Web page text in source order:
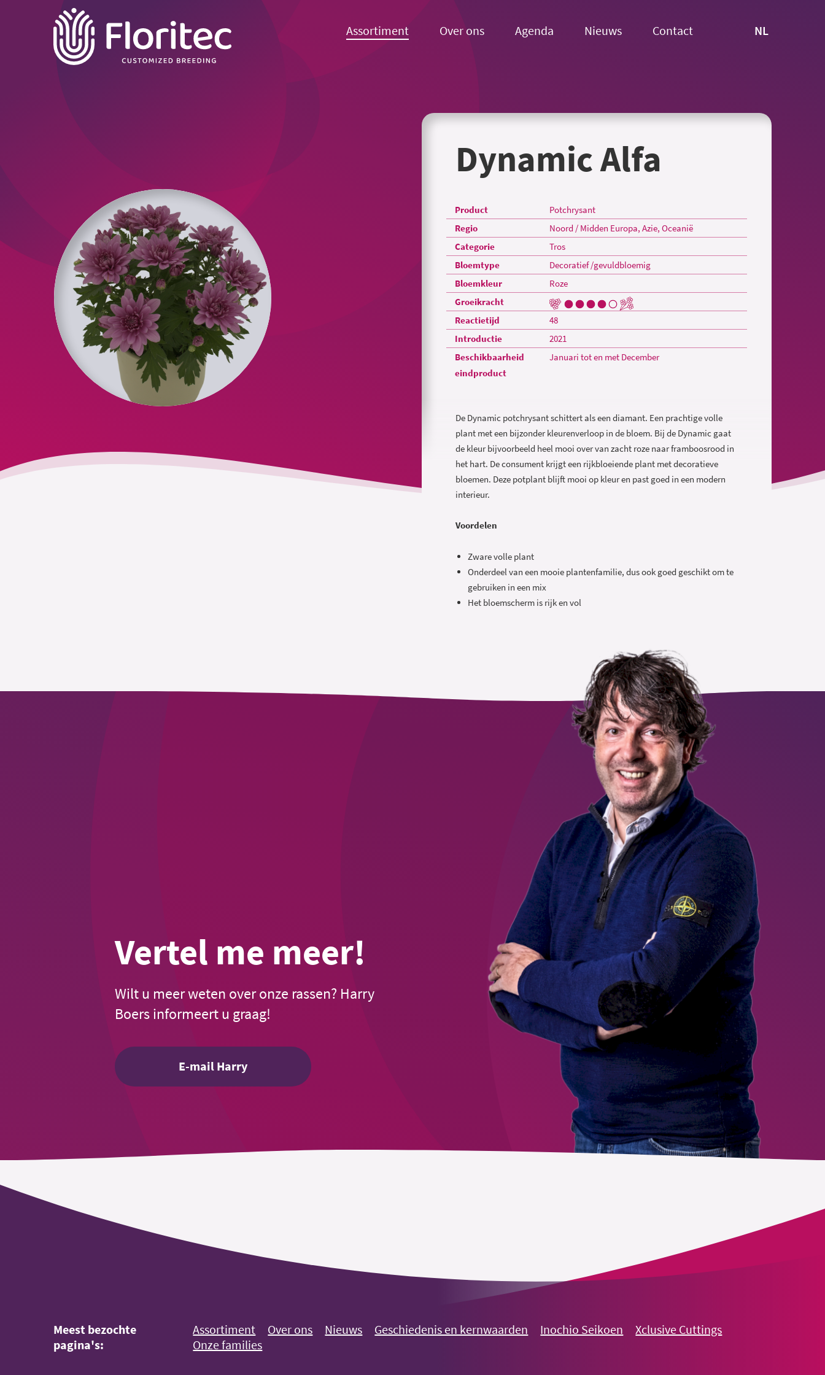
Assortiment Over ons Agenda Nieuws Contact NL
Dynamic Alfa
Product Potchrysant
Regio Noord / Midden Europa, Azie, Oceanië
Categorie Tros
Bloemtype Decoratief /gevuldbloemig
Bloemkleur Roze
Groeikracht
Reactietijd
48
Introductie 2021
Beschikbaarheid
eindproduct
Januari tot en met December
De Dynamic potchrysant schittert als een diamant. Een prachtige volle
plant met een bijzonder kleurenverloop in de bloem. Bij de Dynamic gaat
de kleur bijvoorbeeld heel mooi over van zacht roze naar framboosrood in
het hart. De consument krijgt een rijkbloeiende plant met decoratieve
bloemen. Deze potplant blijft mooi op kleur en past goed in een modern
interieur.
Voordelen
Zware volle plant
Onderdeel van een mooie plantenfamilie, dus ook goed geschikt om te
gebruiken in een mix
Het bloemscherm is rijk en vol
Vertel me meer!
Wilt u meer weten over onze rassen? Harry
Boers informeert u graag!
E-mail Harry
Meest bezochte
pagina's:
Assortiment Over ons Nieuws Geschiedenis en kernwaarden Inochio Seikoen
Xclusive Cuttings
Onze families